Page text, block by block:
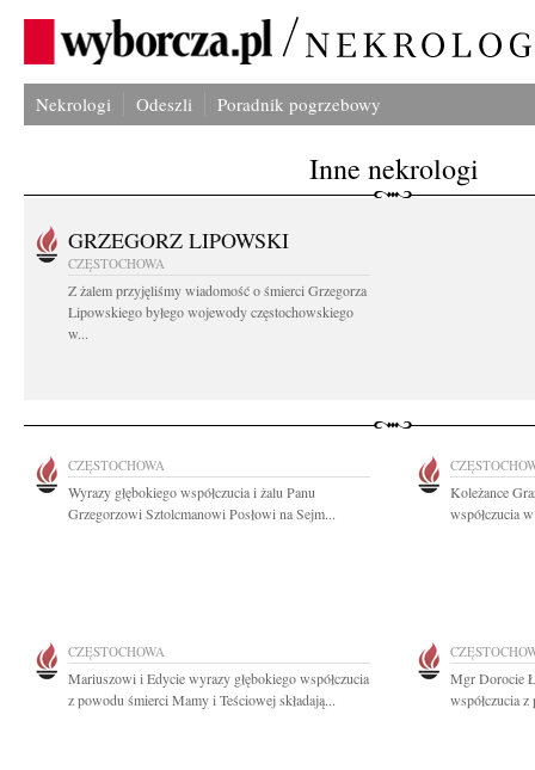
Nekrologi Odeszli Poradnik pogrzebowy
Inne nekrologi
GRZEGORZ LIPOWSKI
CZĘSTOCHOWA
Z żalem przyjęliśmy wiadomość o śmierci Grzegorza
Lipowskiego byłego wojewody częstochowskiego
w...
CZĘSTOCHOWA
Wyrazy głębokiego współczucia i żalu Panu
Grzegorzowi Sztolcmanowi Posłowi na Sejm...
Koleżance
współczucia
CZĘSTOCHOWA
Mariuszowi i Edycie wyrazy głębokiego współczucia
z powodu śmierci Mamy i Teściowej składają...
Mgr Dorocie
współczucia